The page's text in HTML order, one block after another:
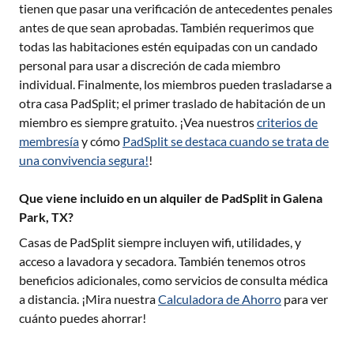
tienen que pasar una verificación de antecedentes penales
antes de que sean aprobadas. También requerimos que
todas las habitaciones estén equipadas con un candado
personal para usar a discreción de cada miembro
individual. Finalmente, los miembros pueden trasladarse a
otra casa PadSplit; el primer traslado de habitación de un
miembro es siempre gratuito. ¡Vea nuestroscriterios de
membresíay cómo PadSplit se destaca cuando se trata de
una convivencia segura!!
Que viene incluido en un alquiler de PadSplit in Galena
Park, TX?
Casas de PadSplit siempre incluyen wifi, utilidades, y
acceso a lavadora y secadora. También tenemos otros
beneficios adicionales, como servicios de consulta médica
a distancia. ¡Mira nuestraCalculadora de Ahorro para ver
cuánto puedes ahorrar!